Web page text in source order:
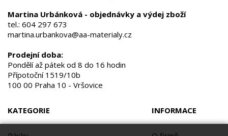
Martina Urbánková - objednávky a výdej zboží
tel.: 604 297 673
martina.urbankova@aa-materialy.cz
Prodejní doba:
Pondělí až pátek od 8 do 16 hodin
Přípotoční 1519/10b
100 00 Praha 10 - Vršovice
KATEGORIE INFORMACE